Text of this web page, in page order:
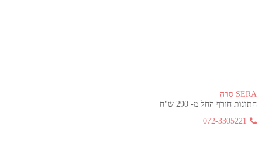
SERA סרה
חתונות חורף החל מ- 290 ש"ח
072-3305221